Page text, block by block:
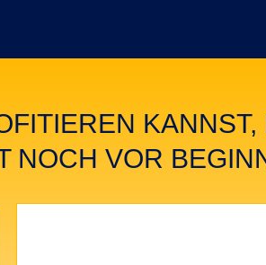
NOCH VOR